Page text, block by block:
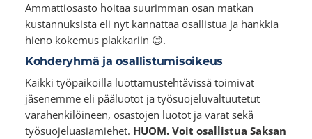
Ammattiosasto hoitaa suurimman osan matkan
kustannuksista eli nyt kannattaa osallistua ja hankkia
hieno kokemus plakkariin 😊.
Kohderyhmä ja osallistumisoikeus
Kaikki työpaikoilla luottamustehtävissä toimivat
jäsenemme eli pääluotot ja työsuojeluvaltuutetut
varahenkilöineen, osastojen luotot ja varat sekä
työsuojeluasiamiehet. HUOM. Voit osallistua Saksan